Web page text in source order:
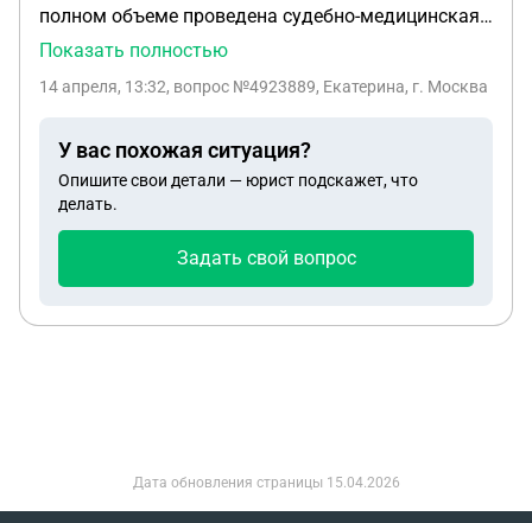
полном объеме проведена судебно-медицинская
экспертиза. Не установлено чем были нанесены
2021 году все свидетели, которые тоже били,
неприязни. Сейчас после возврата дела
следователь давит на этого одного обвиняемого,
чтобы он сказал, что это он нанес ему все
суд. Побвиняемый отказался. Следователь
вызывать каждый день, то на допрос то на
дня негде) Пугает, что его доставят. Дело явно
Показать полностью
14 апреля, 13:32, вопрос №4923889, Екатерина, г. Москва
У вас похожая ситуация?
Опишите свои детали — юрист подскажет, что
делать.
Задать свой вопрос
Дата обновления страницы 15.04.2026